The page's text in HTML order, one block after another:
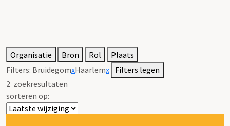
Organisatie Bron Rol
Plaats
Filters: BruidegomxHaarlemx Filters legen
2 zoekresultaten
sorteren op: